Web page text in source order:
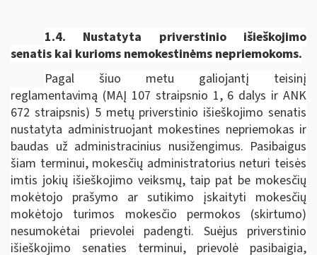
1.4. Nustatyta priverstinio išieškojimo
senatis kai kurioms nemokestinėms nepriemokoms.
Pagal šiuo metu galiojantį teisinį
reglamentavimą (MAĮ 107 straipsnio 1, 6 dalys ir ANK
672 straipsnis) 5 metų priverstinio išieškojimo senatis
nustatyta administruojant mokestines nepriemokas ir
baudas už administracinius nusižengimus. Pasibaigus
šiam terminui, mokesčių administratorius neturi teisės
imtis jokių išieškojimo veiksmų, taip pat be mokesčių
mokėtojo prašymo ar sutikimo įskaityti mokesčių
mokėtojo turimos mokesčio permokos (skirtumo)
nesumokėtai prievolei padengti. Suėjus priverstinio
išieškojimo senaties terminui, prievolė pasibaigia,